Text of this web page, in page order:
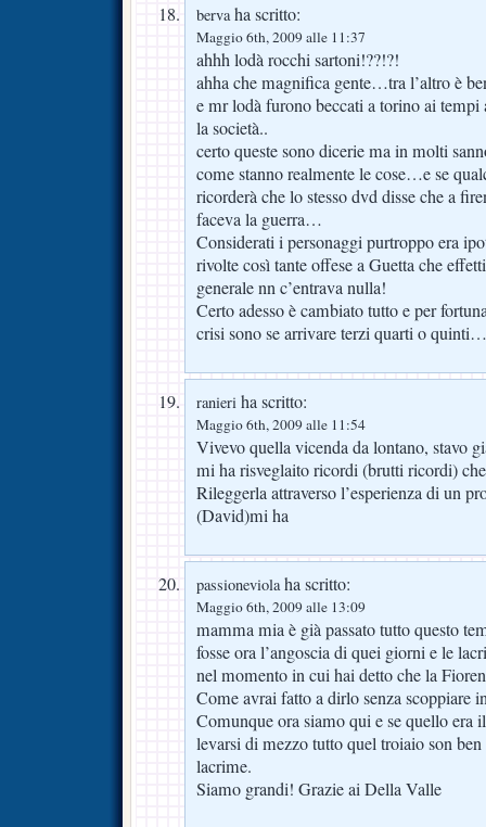
bervaha scritto:
Maggio 6th, 2009 alle 11:37
ahhh lodà rocchi sartoni!??!?!
ahha che magnifica gente…tra l’altro è
e mr lodà furono beccati a torino ai tempi
la società..
certo queste sono dicerie ma in molti
come stanno realmente le cose…e se
ricorderà che lo stesso dvd disse che a
faceva la guerra…
Considerati i personaggi purtroppo era
rivolte così tante offese a Guetta che
generale nn c’entrava nulla!
Certo adesso è cambiato tutto e per
crisi sono se arrivare terzi quarti o quinti…
ranieri ha scritto:
Maggio 6th, 2009 alle 11:54
Vivevo quella vicenda da lontano, stavo
mi ha risveglaito ricordi (brutti ricordi)
Rileggerla attraverso l’esperienza di un
(David)mi ha
passioneviolaha scritto:
Maggio 6th, 2009 alle 13:09
mamma mia è già passato tutto questo
fosse ora l’angoscia di quei giorni e le
nel momento in cui hai detto che la
Come avrai fatto a dirlo senza scoppiare
Comunque ora siamo qui e se quello era
levarsi di mezzo tutto quel troiaio son
lacrime.
Siamo grandi! Grazie ai Della Valle